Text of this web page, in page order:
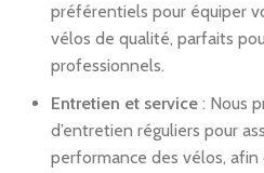
préférentiels pour équiper
vélos de qualité, parfaits
professionnels.
Entretien et service : Nous
d’entretien réguliers pour
performance des vélos,